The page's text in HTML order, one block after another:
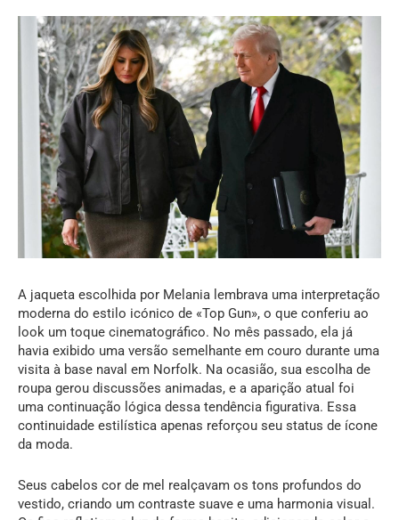
A jaqueta escolhida por Melania lembrava uma interpretação
moderna do estilo icónico de «Top Gun», o que conferiu ao
look um toque cinematográfico. No mês passado, ela já
havia exibido uma versão semelhante em couro durante uma
visita à base naval em Norfolk. Na ocasião, sua escolha de
roupa gerou discussões animadas, e a aparição atual foi
uma continuação lógica dessa tendência figurativa. Essa
continuidade estilística apenas reforçou seu status de ícone
da moda.
Seus cabelos cor de mel realçavam os tons profundos do
vestido, criando um contraste suave e uma harmonia visual.